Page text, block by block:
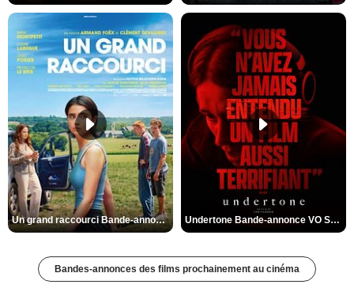
Un grand raccourci Bande-annonce VF Undertone Bande-annonce VO STFR
Bandes-annonces des films prochainement au cinéma